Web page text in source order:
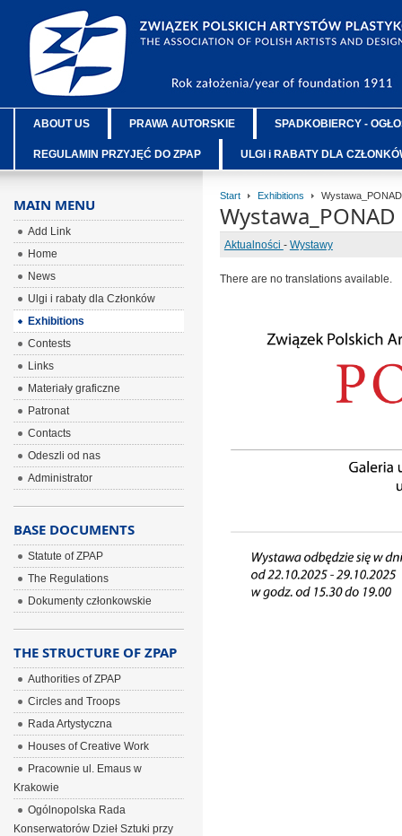
ABOUT US PRAWA AUTORSKIE SPADKOBIERCY -
REGULAMIN PRZYJĘĆ DO ZPAP ULGI i RABATY DLA
Start Exhibitions
Aktualności - Wystawy
There are no translations available.
MAIN MENU
Add Link
Home
News
Ulgi i rabaty dla Członków
Exhibitions
Contests
Links
Materiały graficzne
Patronat
Contacts
Odeszli od nas
Administrator
BASE DOCUMENTS
Statute of ZPAP
The Regulations
Dokumenty członkowskie
THE STRUCTURE OF ZPAP
Authorities of ZPAP
Circles and Troops
Rada Artystyczna
Houses of Creative Work
Pracownie ul. Emaus w
Krakowie
Ogólnopolska Rada
Konserwatorów Dzieł Sztuki przy